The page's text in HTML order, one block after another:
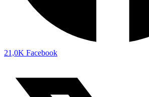
21,0K Facebook